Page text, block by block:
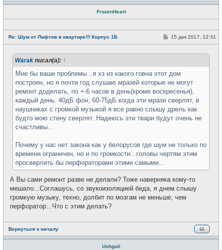
FrozenHeart
Н
еRe: Шум от Лифтов в квартире!!! Корпус 1Б
С
б
е
н
и
е
15 дек 2017, 12:31
Warak писал(а): ↑
Мне бы ваши проблемы...я хз из какого говна этот дом
построен, но я почти год слушаю мразей которые не могут
ремонт доделать, по +-6 часов в день(кроме воскресенья),
каждый день. 40дБ фон, 60-75дБ когда эти мрази сверлят, в
наушниках с громкой музыкой я все равно слышу дрель как
будто мою стену сверлят. Надеюсь эти твари будут очень не
счастливы...
Почему у нас нет закона как у белорусов где шум не только по
времени ограничен, но и по громкости...головы чертям этим
просверлить бы перфораторами этими самыми...
А Вы сами ремонт разве не делали? Тоже наверняка кому-то
мешало...Соглашусь, со звукоизоляцией беда, я днем слышу
громкую музыку, техно, долбит по мозгам не меньше, чем
перфоратор...Что с этим делать?
Вернуться к началу
Ushguli